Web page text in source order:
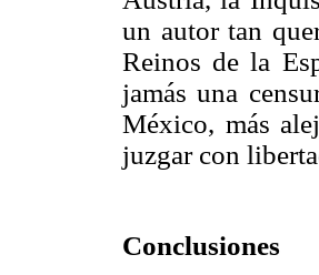
un autor tan
Reinos de la
jamás una
México, más
juzgar con
Conclusiones